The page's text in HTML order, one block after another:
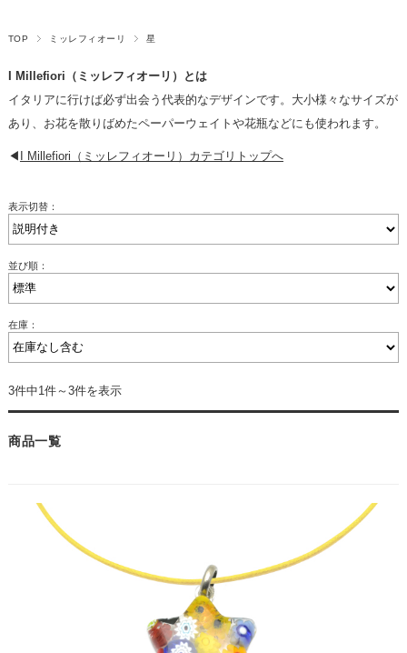
TOP ミッレフィオーリ 星
I Millefiori（ミッレフィオーリ）とは
イタリアに行けば必ず出会う代表的なデザインです。大小様々なサイズが
あり、お花を散りばめたペーパーウェイトや花瓶などにも使われます。
◀ I Millefiori（ミッレフィオーリ）カテゴリトップへ
表示切替：
並び順：
在庫：
3件中1件～3件を表示
商品一覧